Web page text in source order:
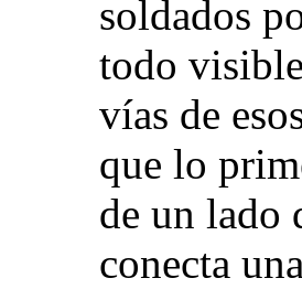
soldados
todo
vías de
que lo
de un lado
conecta